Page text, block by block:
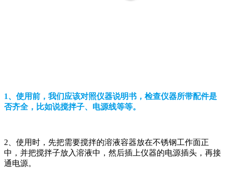
1、使用前，我们应该对照仪器说明书，检查仪器所带配件是
否齐全，比如说搅拌子、电源线等等。
2、使用时，先把需要搅拌的溶液容器放在不锈钢工作面正
中，并把搅拌子放入溶液中，然后插上仪器的电源插头，再接
通电源。